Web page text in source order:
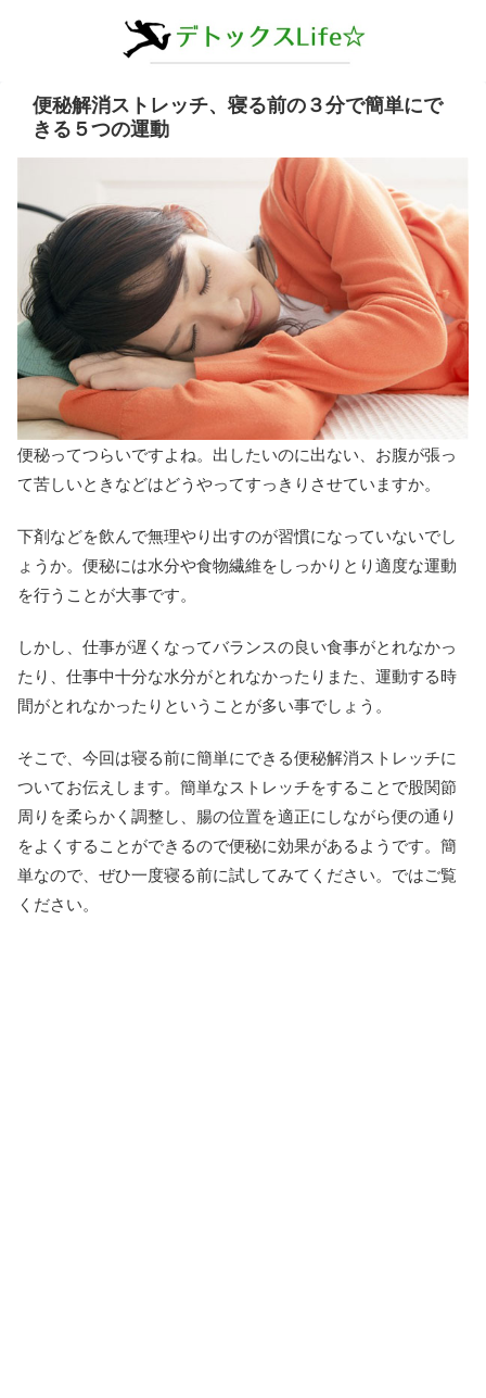
便秘解消ストレッチ、寝る前の３分で簡単にで
きる５つの運動
便秘ってつらいですよね。出したいのに出ない、お腹が張っ
て苦しいときなどはどうやってすっきりさせていますか。
下剤などを飲んで無理やり出すのが習慣になっていないでし
ょうか。便秘には水分や食物繊維をしっかりとり適度な運動
を行うことが大事です。
しかし、仕事が遅くなってバランスの良い食事がとれなかっ
たり、仕事中十分な水分がとれなかったりまた、運動する時
間がとれなかったりということが多い事でしょう。
そこで、今回は寝る前に簡単にできる便秘解消ストレッチに
ついてお伝えします。簡単なストレッチをすることで股関節
周りを柔らかく調整し、腸の位置を適正にしながら便の通り
をよくすることができるので便秘に効果があるようです。簡
単なので、ぜひ一度寝る前に試してみてください。ではご覧
ください。